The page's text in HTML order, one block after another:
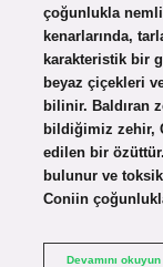
çoğunlukla
kenarlarında,
karakteristik bir
beyaz çiçekleri
bilinir. Baldıran
bildiğimiz zehir,
edilen bir
bulunur ve
Coniin
Devamını okuyun